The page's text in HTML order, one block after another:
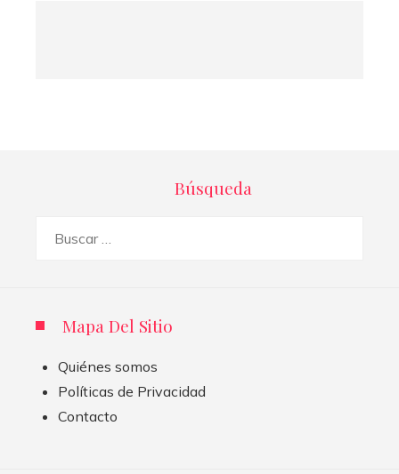
Búsqueda
Mapa Del Sitio
Quiénes somos
Políticas de Privacidad
Contacto